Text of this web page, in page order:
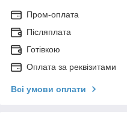
Пром-оплата
Післяплата
Готівкою
Оплата за реквізитами
Всі умови оплати